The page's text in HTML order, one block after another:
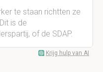
te staan richtten ze
is de
of de SDAP.
Krijg hulp van AI